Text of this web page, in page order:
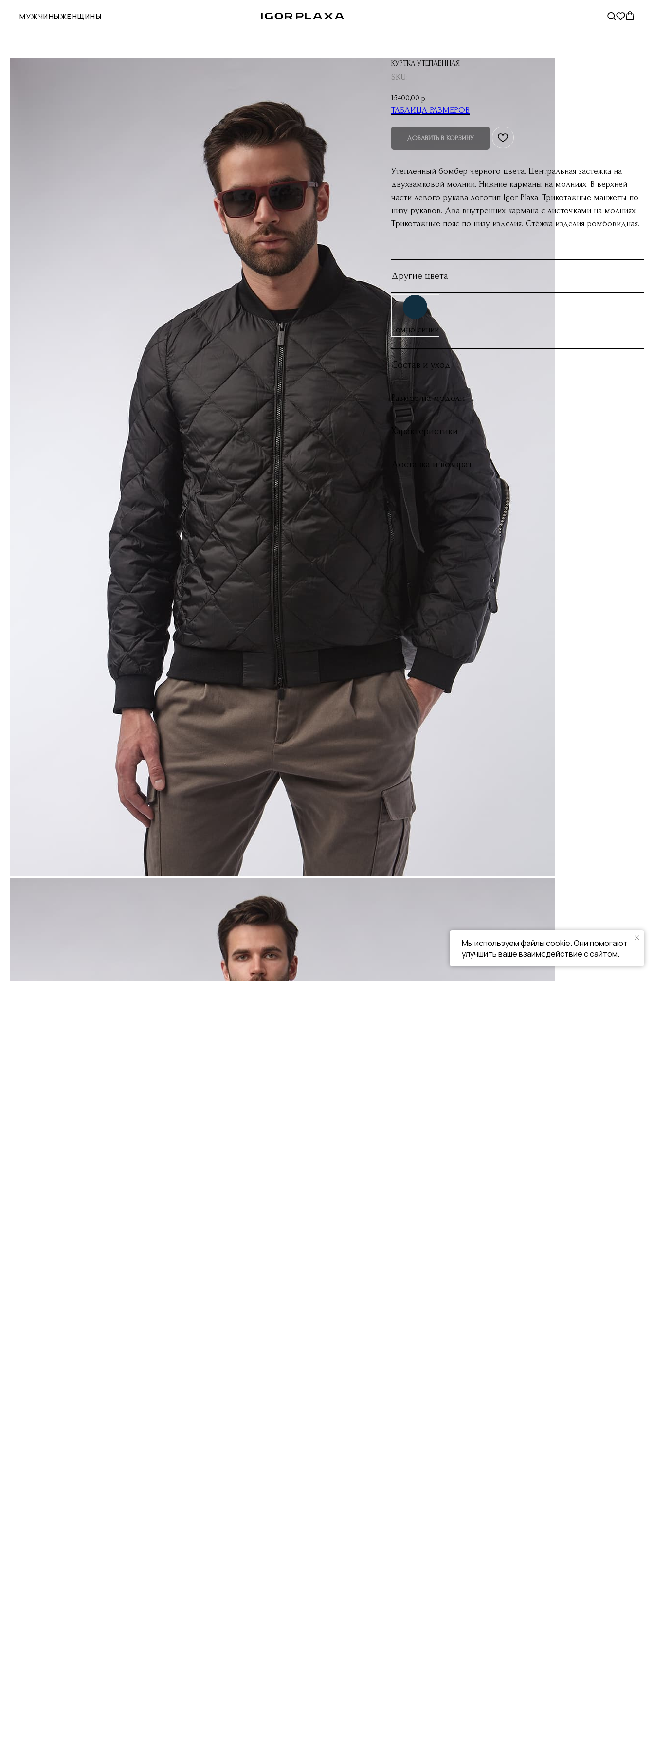
МУЖЧИНЫЖЕНЩИНЫ
КУРТКА УТЕПЛЕННАЯ
SKU:
15400,00 р.
ТАБЛИЦА РАЗМЕРОВ
ДОБАВИТЬ В КОРЗИНУ
Утепленный бомбер черного цвета. Центральная застежка на
двухзамковой молнии. Нижние карманы на молниях. В верхней
части левого рукава логотип Igor Plaxa. Трикотажные манжеты по
низу рукавов. Два внутренних кармана с листочками на молниях.
Трикотажные пояс по низу изделия. Стёжка изделия ромбовидная.
Другие цвета
Темно-синий
Состав и уход
Размер на модели
Характеристики
Доставка и возврат
Мы используем файлы cookie. Они помогают
улучшить ваше взаимодействие с сайтом.